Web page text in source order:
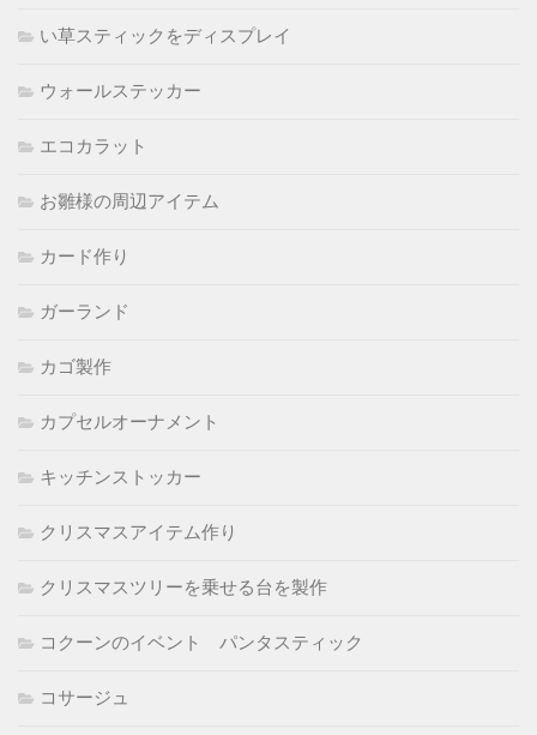
い草スティックをディスプレイ
ウォールステッカー
エコカラット
お雛様の周辺アイテム
カード作り
ガーランド
カゴ製作
カプセルオーナメント
キッチンストッカー
クリスマスアイテム作り
クリスマスツリーを乗せる台を製作
コクーンのイベント パンタスティック
コサージュ